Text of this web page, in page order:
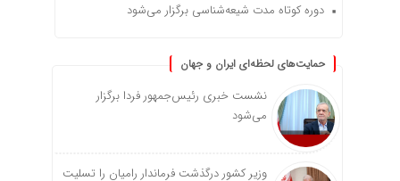
دوره کوتاه مدت شیعه‌شناسی برگزار می‌شود
حمایت‌های لحظه‌ای ایران و جهان
نشست خبری رئیس‌جمهور فردا برگزار
می‌شود
وزیر کشور درگذشت فرماندار رامیان را تسلیت